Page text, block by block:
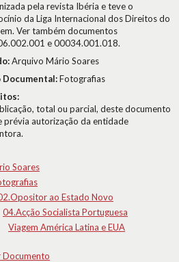
pela revista Ibéria e teve o
da Liga Internacional dos Direitos do
Ver também documentos
e 00034.001.018.
Arquivo Mário Soares
Documental:Fotografias
total ou parcial, deste documento
prévia autorização da entidade
Soares
ao Estado Novo
04.Acção Socialista Portuguesa
Viagem América Latina e EUA
Documento